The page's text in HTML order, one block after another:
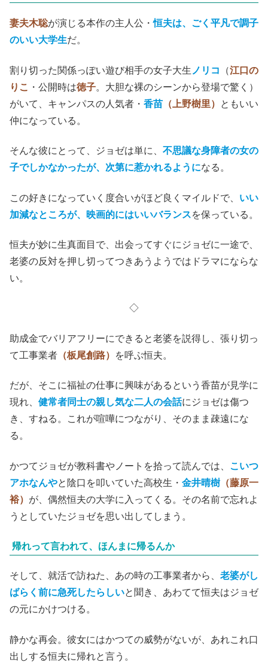
妻夫木聡が演じる本作の主人公・恒夫は、ごく平凡で調子
のいい大学生だ。
割り切った関係っぽい遊び相手の女子大生 ノリコ （江口の
りこ
・公開時は徳子。大胆な裸のシーンから登場で驚く）
がいて、キャンパスの人気者・ 香苗 （上野樹里）
ともいい
仲になっている。
そんな彼にとって、ジョゼは単に、 不思議な身障者の女の
子でしかなかったが、次第に惹かれるようになる。
この好きになっていく度合いがほど良くマイルドで、 いい
加減なところが、映画的にはいいバランスを保っている。
恒夫が妙に生真面目で、出会ってすぐにジョゼに一途で、
老婆の反対を押し切ってつきあうようではドラマにならな
い。
◇
助成金でバリアフリーにできると老婆を説得し、張り切っ
て工事業者 （板尾創路） を呼ぶ恒夫。
だが、そこに福祉の仕事に興味があるという香苗が見学に
現れ、 健常者同士の親し気な二人の会話にジョゼは傷つ
き、すねる。これが喧嘩につながり、そのまま疎遠にな
る。
かつてジョゼが教科書やノートを拾って読んでは、 こいつ
アホなんやと陰口を叩いていた高校生・ 金井晴樹 （藤原一
裕） が、偶然恒夫の大学に入ってくる。その名前で忘れよ
うとしていたジョゼを思い出してしまう。
帰れって言われて、ほんまに帰るんか
そして、就活で訪ねた、あの時の工事業者から、 老婆がし
ばらく前に急死したらしいと聞き、あわてて恒夫はジョゼ
の元にかけつける。
静かな再会。彼女にはかつての威勢がないが、あれこれ口
出しする恒夫に帰れと言う。